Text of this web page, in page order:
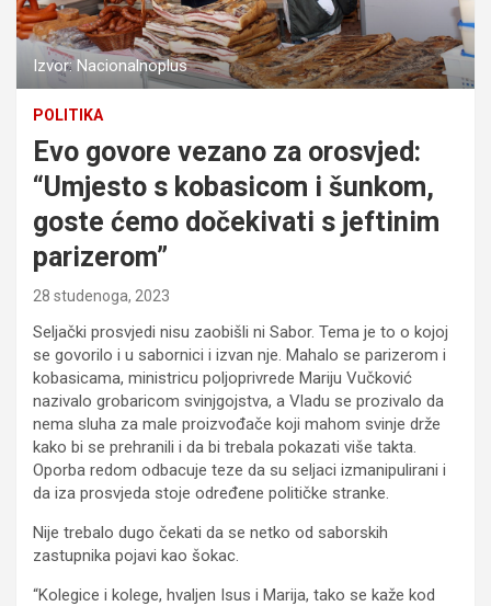
Izvor: Nacionalnoplus
POLITIKA
Evo govore vezano za orosvjed:
“Umjesto s kobasicom i šunkom,
goste ćemo dočekivati s jeftinim
parizerom”
28 studenoga, 2023
Seljački prosvjedi nisu zaobišli ni Sabor. Tema je to o kojoj
se govorilo i u sabornici i izvan nje. Mahalo se parizerom i
kobasicama, ministricu poljoprivrede Mariju Vučković
nazivalo grobaricom svinjgojstva, a Vladu se prozivalo da
nema sluha za male proizvođače koji mahom svinje drže
kako bi se prehranili i da bi trebala pokazati više takta.
Oporba redom odbacuje teze da su seljaci izmanipulirani i
da iza prosvjeda stoje određene političke stranke.
Nije trebalo dugo čekati da se netko od saborskih
zastupnika pojavi kao šokac.
“Kolegice i kolege, hvaljen Isus i Marija, tako se kaže kod